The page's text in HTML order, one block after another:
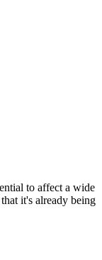
to affect a wide
it's already being